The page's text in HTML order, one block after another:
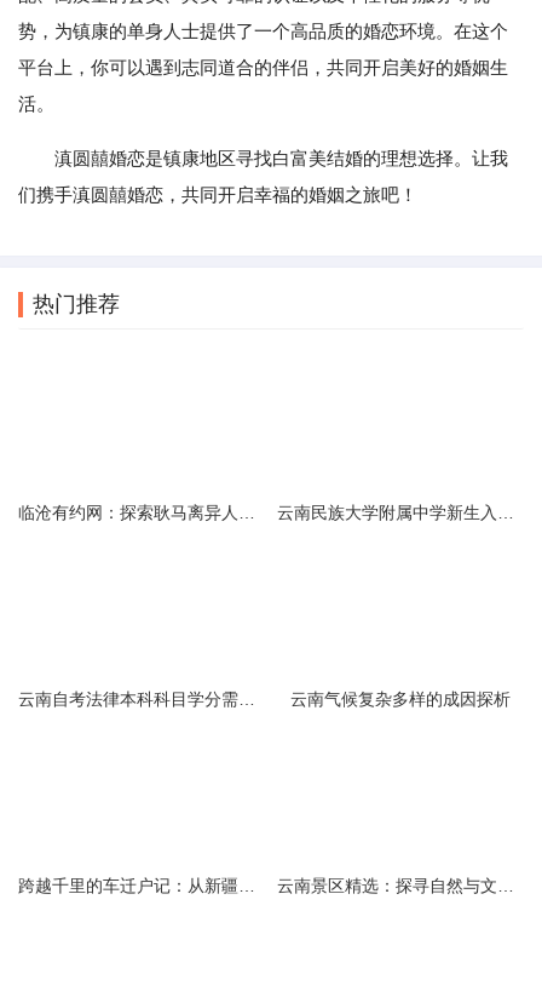
势，为镇康的单身人士提供了一个高品质的婚恋环境。在这个
平台上，你可以遇到志同道合的伴侣，共同开启美好的婚姻生
活。
滇圆囍婚恋是镇康地区寻找白富美结婚的理想选择。让我
们携手滇圆囍婚恋，共同开启幸福的婚姻之旅吧！
热门推荐
云南气候复杂多样的成因探析